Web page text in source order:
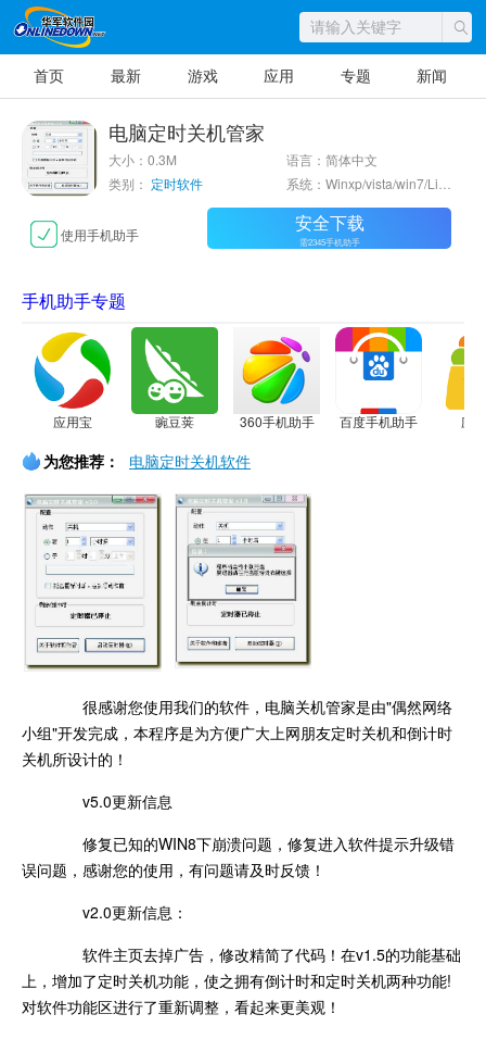
首页 最新 游戏 应用 专题 新闻
电脑定时关机管家
大小：0.3M
语言：简体中文
类别： 定时软件
使用手机助手 安全下载
需2345手机助手
手机助手专题
应用宝 豌豆荚 360手机助手 百度手机助手 应
为您推荐： 电脑定时关机软件
很感谢您使用我们的软件，电脑关机管家是由"偶然网络
小组"开发完成，本程序是为方便广大上网朋友定时关机和倒计时
关机所设计的！
v5.0更新信息
修复已知的WIN8下崩溃问题，修复进入软件提示升级错
误问题，感谢您的使用，有问题请及时反馈！
v2.0更新信息：
软件主页去掉广告，修改精简了代码！在v1.5的功能基础
上，增加了定时关机功能，使之拥有倒计时和定时关机两种功能!
对软件功能区进行了重新调整，看起来更美观！